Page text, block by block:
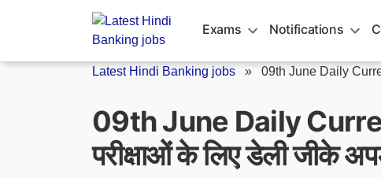
Exams Notifications
Latest Hindi Banking jobs » 09th June Daily
09th June Daily
परीक्षाओं के लिए डेली जीके